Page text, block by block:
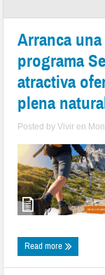
Arranca
programa
atractiva
plena
Posted byVivir en
Read more